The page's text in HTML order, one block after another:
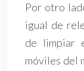
Por otro
igual de
de limpiar
móviles del